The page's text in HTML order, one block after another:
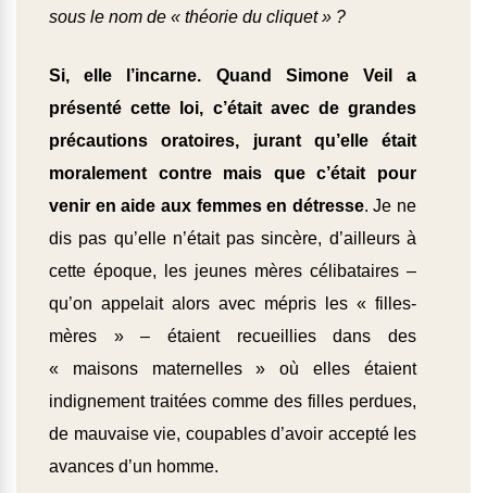
sous le nom de « théorie du cliquet » ?
Si, elle l’incarne. Quand Simone Veil a
présenté cette loi, c’était avec de grandes
précautions oratoires, jurant qu’elle était
moralement contre mais que c’était pour
venir en aide aux femmes en détresse. Je ne
dis pas qu’elle n’était pas sincère, d’ailleurs à
cette époque, les jeunes mères célibataires –
qu’on appelait alors avec mépris les « filles-
mères » – étaient recueillies dans des
« maisons maternelles » où elles étaient
indignement traitées comme des filles perdues,
de mauvaise vie, coupables d’avoir accepté les
avances d’un homme.